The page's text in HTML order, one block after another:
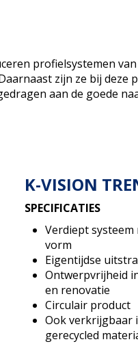
profielsystemen
zijn ze bij deze
aan de goede
K-VISION
SPECIFICATIES
Verdiept systeem
vorm
Eigentijdse
Ontwerpvrijheid
en renovatie
Circulair product
Ook verkrijgbaar
gerecycled